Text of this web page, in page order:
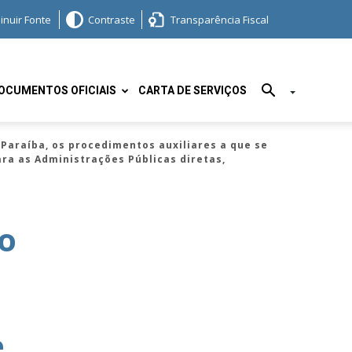
Fonte Contraste Transparência Fiscal
OFICIAIS CARTA DE SERVIÇOS
Paraíba, os procedimentos auxiliares a que se
as Administrações Públicas diretas,